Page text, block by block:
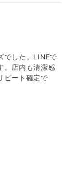
でした。LINEで
。店内も清潔感
ピート確定で